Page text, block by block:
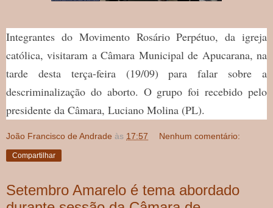
Integrantes do Movimento Rosário Perpétuo, da igreja
católica, visitaram a Câmara Municipal de Apucarana, na
tarde desta terça-feira (19/09) para falar sobre a
descriminalização do aborto. O grupo foi recebido pelo
presidente da Câmara, Luciano Molina (PL).
João Francisco de Andrade às 17:57 Nenhum comentário:
Compartilhar
Setembro Amarelo é tema abordado